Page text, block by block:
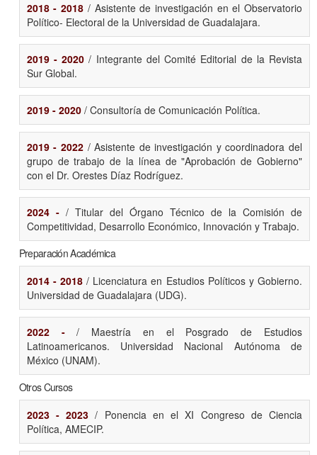
2018 - 2018 / Asistente de investigación en el Observatorio
Político- Electoral de la Universidad de Guadalajara.
2019 - 2020 / Integrante del Comité Editorial de la Revista
Sur Global.
2019 - 2020/ Consultoría de Comunicación Política.
2019 - 2022/ Asistente de investigación y coordinadora del
grupo de trabajo de la línea de "Aprobación de Gobierno"
con el Dr. Orestes Díaz Rodríguez.
2024 - / Titular del Órgano Técnico de la Comisión de
Competitividad, Desarrollo Económico, Innovación y Trabajo.
Preparación Académica
2014 - 2018 / Licenciatura en Estudios Políticos y Gobierno.
Universidad de Guadalajara (UDG).
2022 -/ Maestría en el Posgrado de Estudios
Latinoamericanos. Universidad Nacional Autónoma de
México (UNAM).
Otros Cursos
2023 - 2023 / Ponencia en el XI Congreso de Ciencia
Política, AMECIP.